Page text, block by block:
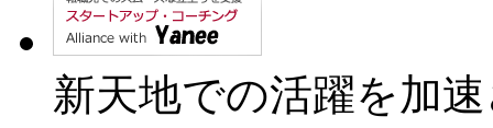
新天地での活躍を加